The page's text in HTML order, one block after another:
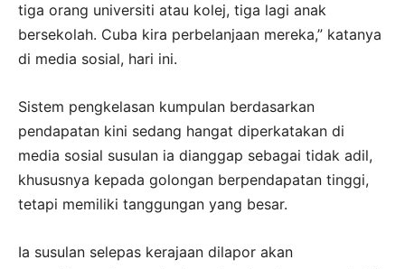
tiga orang universiti atau kolej, tiga lagi anak
bersekolah. Cuba kira perbelanjaan mereka,” katanya
di media sosial, hari ini.
Sistem pengkelasan kumpulan berdasarkan
pendapatan kini sedang hangat diperkatakan di
media sosial susulan ia dianggap sebagai tidak adil,
khususnya kepada golongan berpendapatan tinggi,
tetapi memiliki tanggungan yang besar.
Ia susulan selepas kerajaan dilapor akan